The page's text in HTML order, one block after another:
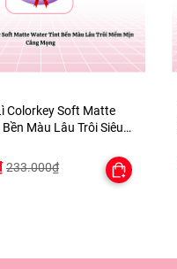
Colorkey Soft Matte
Màu Lâu Trôi Siêu
233.000₫